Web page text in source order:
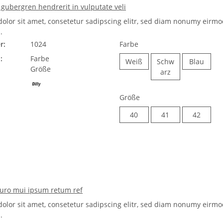
gubergren hendrerit in vulputate veli
sit amet, consetetur sadipscing elitr, sed diam nonumy
1024
Farbe
Größe
Farbe
Weiß WeißSchw
arzSchwarz
BlauBlau
Größe
4040 41 4242
mui ipsum retum ref
sit amet, consetetur sadipscing elitr, sed diam nonumy